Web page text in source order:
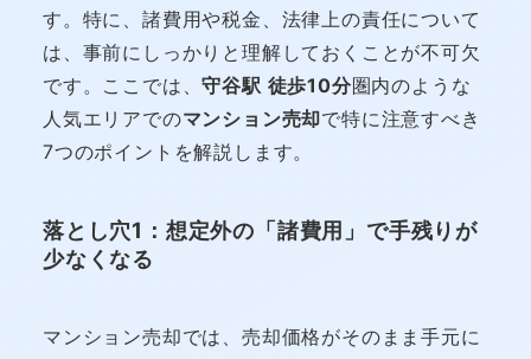
す。特に、諸費用や税金、法律上の責任について
は、事前にしっかりと理解しておくことが不可欠
です。ここでは、守谷駅 徒歩10分圏内のような
人気エリアでのマンション売却で特に注意すべき
7つのポイントを解説します。
落とし穴1：想定外の「諸費用」で手残りが
少なくなる
マンション売却では、売却価格がそのまま手元に